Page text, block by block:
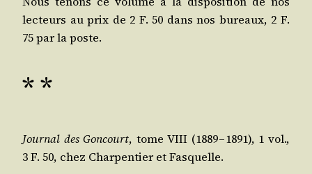
lec­teurs au prix de 2 F. 50 dans nos bureaux, 2 F.
75 par la poste.
* *
Jour­nal des Gon­court, tome VIII (1889 – 1891), 1 vol.,
3 F. 50, chez Char­pen­tier et Fasquelle.